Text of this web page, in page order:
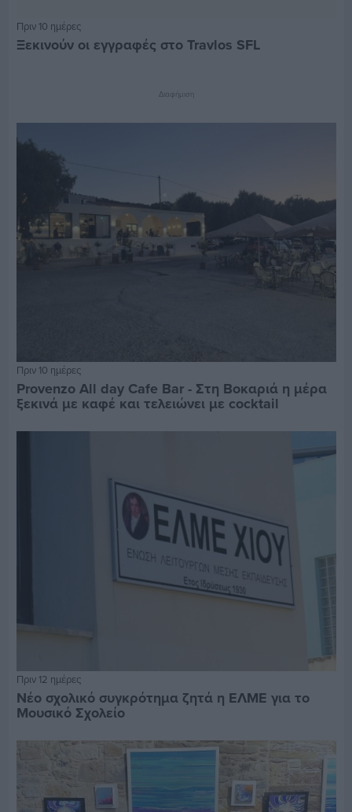
Πριν 10 ημέρες
Ξεκινούν οι εγγραφές στο Travlos SFL
Διαφήμιση
Πριν 10 ημέρες
Provenzo All day Cafe Bar - Στη Βοκαριά η μέρα
ξεκινά με καφέ και τελειώνει με cocktail
Πριν 12 ημέρες
Νέο σχολικό συγκρότημα ζητά η ΕΛΜΕ για το
Μουσικό Σχολείο